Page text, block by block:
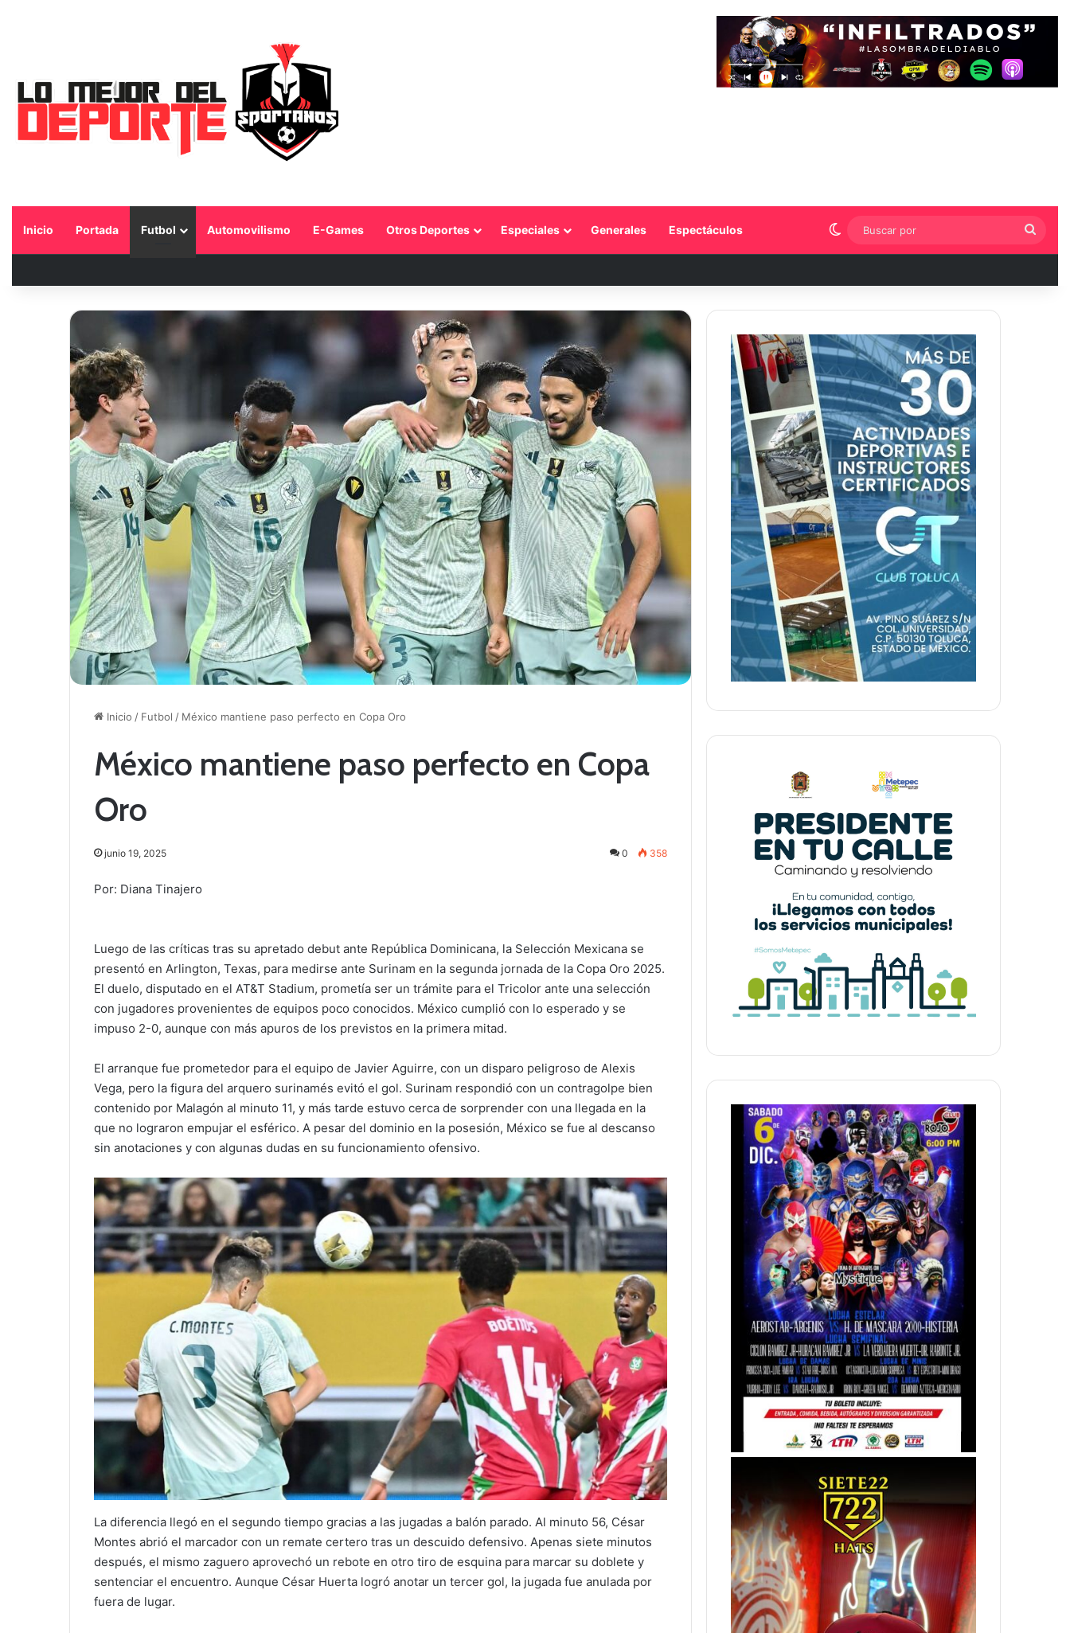
Inicio Portada Futbol Automovilismo E-Games Otros Deportes Especiales Generales Espectáculos Switch skin
por
Inicio / Futbol / México mantiene paso perfecto en Copa Oro
México mantiene paso perfecto en Copa
Oro
junio 19, 2025 0 358
Por: Diana Tinajero
Luego de las críticas tras su apretado debut ante República Dominicana, la Selección Mexicana se
presentó en Arlington, Texas, para medirse ante Surinam en la segunda jornada de la Copa Oro 2025.
El duelo, disputado en el AT&T Stadium, prometía ser un trámite para el Tricolor ante una selección
con jugadores provenientes de equipos poco conocidos. México cumplió con lo esperado y se
impuso 2-0, aunque con más apuros de los previstos en la primera mitad.
El arranque fue prometedor para el equipo de Javier Aguirre, con un disparo peligroso de Alexis
Vega, pero la figura del arquero surinamés evitó el gol. Surinam respondió con un contragolpe bien
contenido por Malagón al minuto 11, y más tarde estuvo cerca de sorprender con una llegada en la
que no lograron empujar el esférico. A pesar del dominio en la posesión, México se fue al descanso
sin anotaciones y con algunas dudas en su funcionamiento ofensivo.
La diferencia llegó en el segundo tiempo gracias a las jugadas a balón parado. Al minuto 56, César
Montes abrió el marcador con un remate certero tras un descuido defensivo. Apenas siete minutos
después, el mismo zaguero aprovechó un rebote en otro tiro de esquina para marcar su doblete y
sentenciar el encuentro. Aunque César Huerta logró anotar un tercer gol, la jugada fue anulada por
fuera de lugar.